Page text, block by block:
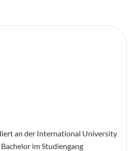
an der International University
im Studiengang